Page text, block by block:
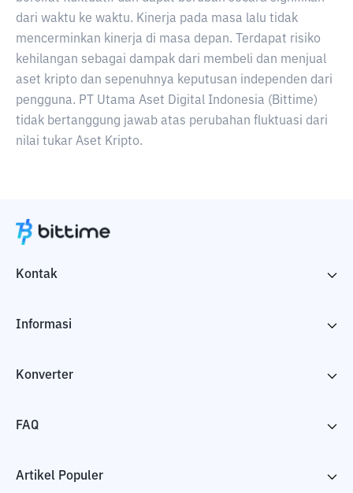
dari waktu ke waktu. Kinerja pada masa lalu tidak
mencerminkan kinerja di masa depan. Terdapat risiko
kehilangan sebagai dampak dari membeli dan menjual
aset kripto dan sepenuhnya keputusan independen dari
pengguna. PT Utama Aset Digital Indonesia (Bittime)
tidak bertanggung jawab atas perubahan fluktuasi dari
nilai tukar Aset Kripto.
Kontak
Informasi
Konverter
FAQ
Artikel Populer